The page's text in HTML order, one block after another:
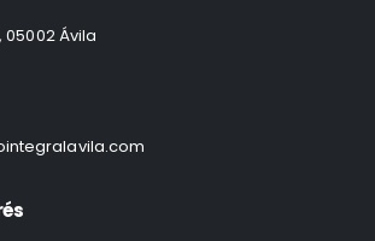
05002 Ávila